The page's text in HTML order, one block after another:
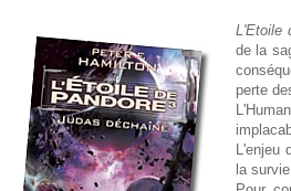
L'Etoile
de la
perte
L'enjeu
la